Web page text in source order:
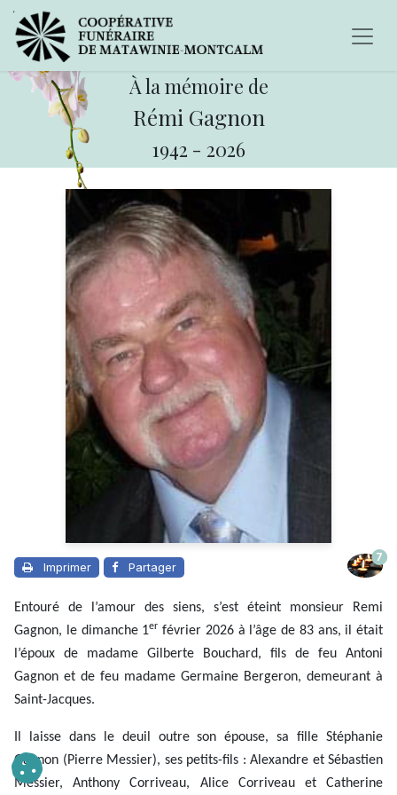
À la mémoire de
Rémi Gagnon
1942 - 2026
Imprimer Partager
7
Entouré de l’amour des siens, s’est éteint monsieur Remi
Gagnon, le dimanche 1er février 2026 à l’âge de 83 ans, il était
l’époux de madame Gilberte Bouchard, fils de feu Antoni
Gagnon et de feu madame Germaine Bergeron, demeurant à
Saint-Jacques.
Il laisse dans le deuil outre son épouse, sa fille Stéphanie
Gagnon (Pierre Messier), ses petits-fils : Alexandre et Sébastien
Messier, Anthony Corriveau, Alice Corriveau et Catherine